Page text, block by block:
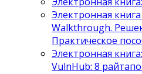
Электронная
Walkthrough.
Практическое
Электронная
VulnHub: 8